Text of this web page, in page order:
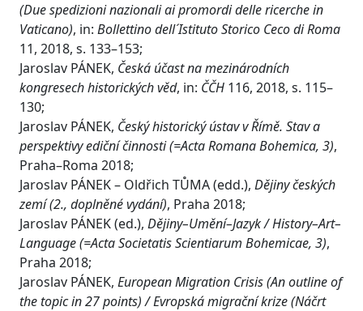
(Due spedizioni nazionali ai promordi delle ricerche in
Vaticano), in: Bollettino dell´Istituto Storico Ceco di Roma
11, 2018, s. 133–153;
Jaroslav PÁNEK, Česká účast na mezinárodních
kongresech historických věd, in: ČČH 116, 2018, s. 115–
130;
Jaroslav PÁNEK, Český historický ústav v Římě. Stav a
perspektivy ediční činnosti (=Acta Romana Bohemica, 3),
Praha–Roma 2018;
Jaroslav PÁNEK – Oldřich TŮMA (edd.), Dějiny českých
zemí (2., doplněné vydání), Praha 2018;
Jaroslav PÁNEK (ed.), Dějiny–Umění–Jazyk / History–Art–
Language (=Acta Societatis Scientiarum Bohemicae, 3),
Praha 2018;
Jaroslav PÁNEK, European Migration Crisis (An outline of
the topic in 27 points) / Evropská migrační krize (Náčrt